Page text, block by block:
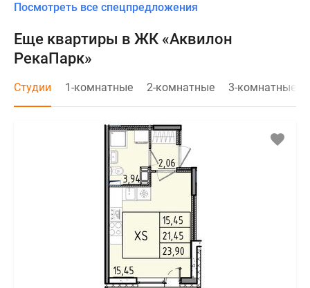
Посмотреть все спецпредложения
Еще квартиры в ЖК «Аквилон
РекаПарк»
Студии 1-комнатные 2-комнатные 3-комнатные